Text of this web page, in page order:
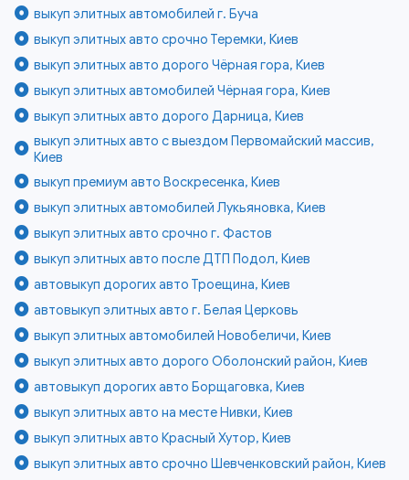
выкуп элитных автомобилей г. Буча
выкуп элитных авто срочно Теремки, Киев
выкуп элитных авто дорого Чёрная гора, Киев
выкуп элитных автомобилей Чёрная гора, Киев
выкуп элитных авто дорого Дарница, Киев
выкуп элитных авто с выездом Первомайский массив,
Киев
выкуп премиум авто Воскресенка, Киев
выкуп элитных автомобилей Лукьяновка, Киев
выкуп элитных авто срочно г. Фастов
выкуп элитных авто после ДТП Подол, Киев
автовыкуп дорогих авто Троещина, Киев
автовыкуп элитных авто г. Белая Церковь
выкуп элитных автомобилей Новобеличи, Киев
выкуп элитных авто дорого Оболонский район, Киев
автовыкуп дорогих авто Борщаговка, Киев
выкуп элитных авто на месте Нивки, Киев
выкуп элитных авто Красный Хутор, Киев
выкуп элитных авто срочно Шевченковский район, Киев